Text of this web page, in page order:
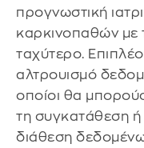
προγνωστική
καρκινοπαθών με
ταχύτερο.
αλτρουισμό
οποίοι θα
τη συγκατάθεση ή
διάθεση